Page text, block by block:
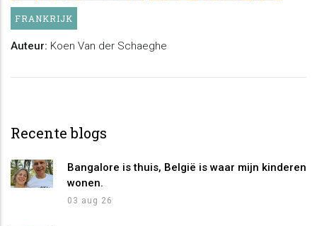
FRANKRIJK
Auteur: Koen Van der Schaeghe
Recente blogs
Bangalore is thuis, België is waar mijn kinderen
wonen.
03 aug 26